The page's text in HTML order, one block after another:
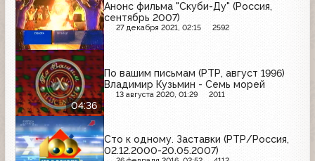
Анонс фильма "Скуби-Ду" (Россия,
сентябрь 2007)
27 декабря 2021, 02:15 2592
04:36
По вашим письмам (РТР, август 1996)
Владимир Кузьмин - Семь морей
13 августа 2020, 01:29 2011
Сто к одному. Заставки (РТР/Россия,
02.12.2000-20.05.2007)